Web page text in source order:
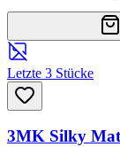
Letzte 3 Stücke
3MK Silky